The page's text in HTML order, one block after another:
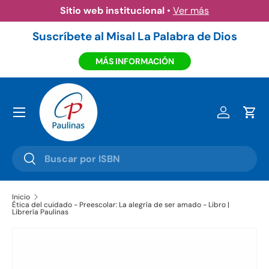
Ir al contenido
Sitio web institucional • Ver más
Suscríbete al Misal La Palabra de Dios
MÁS INFORMACIÓN
Buscar
Buscar
Iniciar
Menú
Inicio
Ética del cuidado - Preescolar: La alegría de ser amado - Libro |
Librería Paulinas